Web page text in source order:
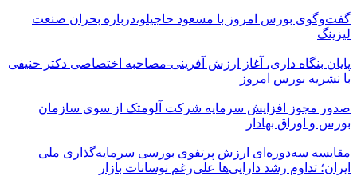
گفت‌وگوی بورس امروز با مسعود حاجیلو،درباره بحران صنعت
لیزینگ
پایان بنگاه داری، آغاز ارزش آفرینی-مصاحبه اختصاصی دکتر حنیفی
با نشریه بورس امروز
صدور مجوز افزایش سرمایه شرکت آلومتک از سوی سازمان
بورس و اوراق بهادار
مقایسه سه‌دوره‌ای ارزش پرتفوی بورسی سرمایه‌گذاری ملی
ایران؛ تداوم رشد دارایی‌ها علی‌رغم نوسانات بازار